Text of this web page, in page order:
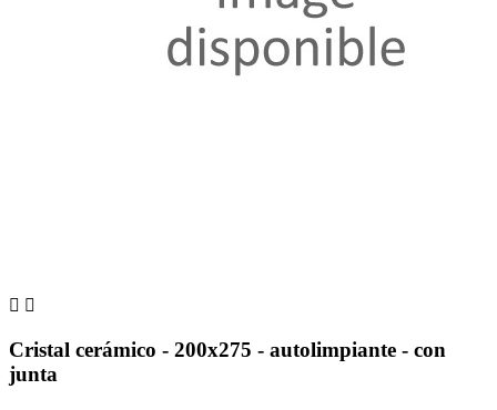
 
Cristal cerámico - 200x275 - autolimpiante - con
junta